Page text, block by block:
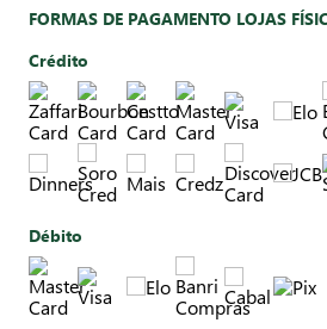
FORMAS DE PAGAMENTO LOJAS
Crédito
Débito